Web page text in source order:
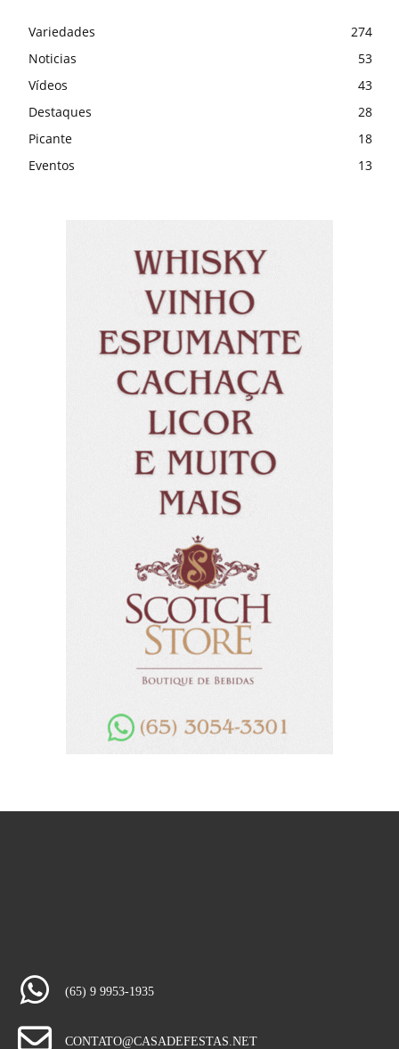
Variedades
274
Noticias
53
Vídeos
43
Destaques
28
Picante
18
Eventos
13
(65) 9 9953-1935
CONTATO@CASADEFESTAS.NET